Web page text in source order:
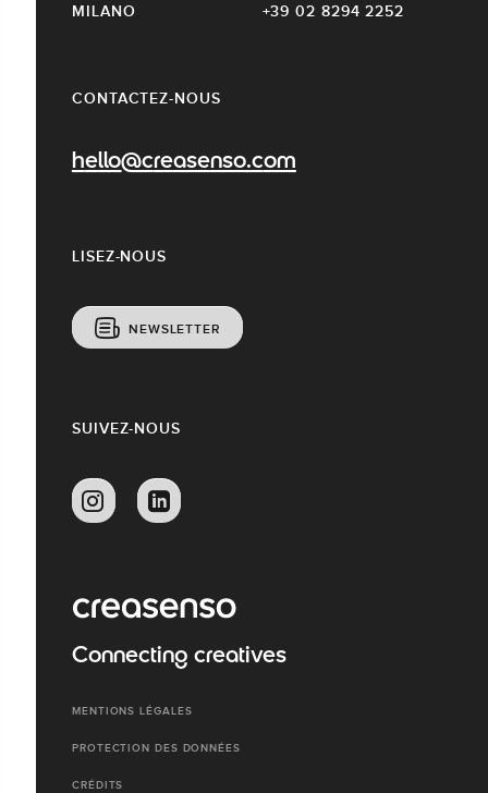
CONTACTEZ-NOUS
hello@creasenso.com
LISEZ-NOUS
NEWSLETTER
MILANO
+39 02 8294 2252
SUIVEZ-NOUS
Connecting creatives
MENTIONS LÉGALES
PROTECTION DES DONNÉES
CRÉDITS